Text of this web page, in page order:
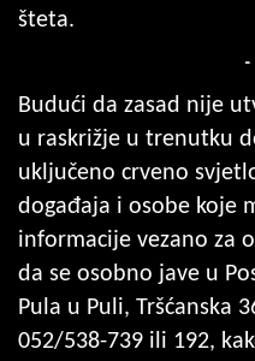
šteta.
Budući da zasad nije
u raskrižje u trenutku
uključeno crveno
događaja i osobe koje
informacije vezano za
da se osobno jave u
Pula u Puli, Tršćanska
052/538-739 ili 192,